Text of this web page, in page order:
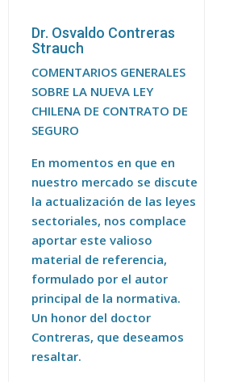
Dr. Osvaldo Contreras
Strauch
COMENTARIOS GENERALES
SOBRE LA NUEVA LEY
CHILENA DE CONTRATO DE
SEGURO
En momentos en que en
nuestro mercado se discute
la actualización de las leyes
sectoriales, nos complace
aportar este valioso
material de referencia,
formulado por el autor
principal de la normativa.
Un honor del doctor
Contreras, que deseamos
resaltar.